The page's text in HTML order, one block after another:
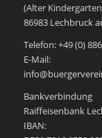
(Alter
86983 Lechbruck
Telefon: +49 (0)
E-Mail:
Bankverbindung
Raiffeisenbank
IBAN: